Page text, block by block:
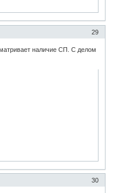
29
наличие СП. С делом
30